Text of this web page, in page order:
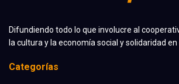
Difundiendo todo lo que involucre al
la cultura y la economía social y solidaridad en
Categorías